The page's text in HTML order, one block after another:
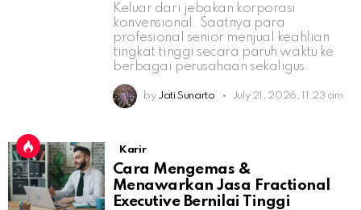
Keluar dari jebakan korporasi
konvensional. Saatnya para
profesional senior menjual keahlian
tingkat tinggi secara paruh waktu ke
berbagai perusahaan sekaligus.
by Jati Sunarto July 21, 2026, 11:23 am
Karir
Cara Mengemas &
Menawarkan Jasa Fractional
Executive Bernilai Tinggi